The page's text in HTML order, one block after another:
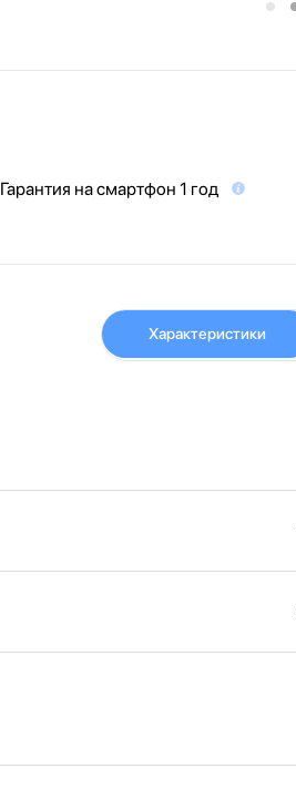
Гарантия на смартфон 1 год
Характеристики